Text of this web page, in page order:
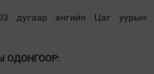
дугаар ангийн Цаг уурын
ОДОНГООР: